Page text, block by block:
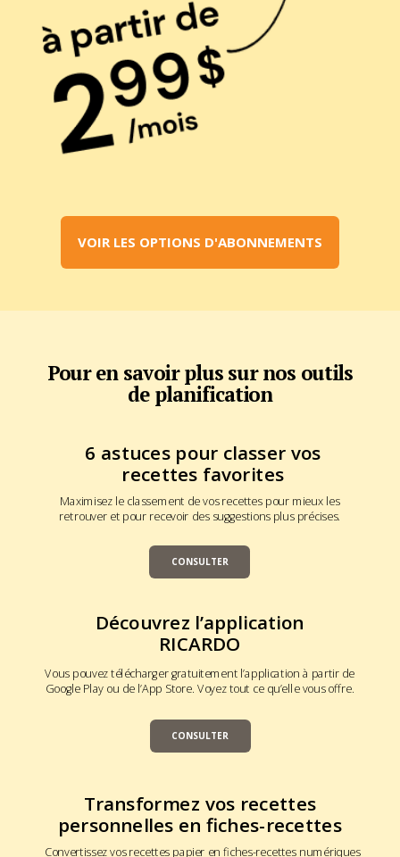
VOIR LES OPTIONS D'ABONNEMENTS
Pour en savoir plus sur nos outils
de planification
6 astuces pour classer vos
recettes favorites
Maximisez le classement de vos recettes pour mieux les
retrouver et pour recevoir des suggestions plus précises.
CONSULTER
Découvrez l’application
RICARDO
Vous pouvez télécharger gratuitement l’application à partir de
Google Play ou de l’App Store. Voyez tout ce qu’elle vous offre.
CONSULTER
Transformez vos recettes
personnelles en fiches-recettes
Convertissez vos recettes papier en fiches-recettes numériques